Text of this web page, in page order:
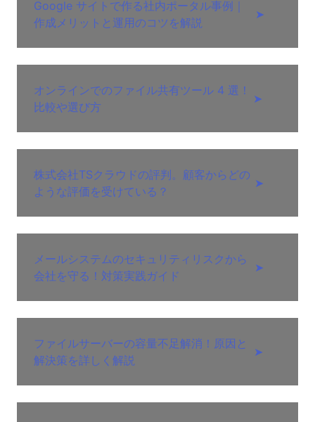
Google サイトで作る社内ポータル事例｜
作成メリットと運用のコツを解説
➤
オンラインでのファイル共有ツール 4 選！
比較や選び方
➤
株式会社TSクラウドの評判。顧客からどの
ような評価を受けている？
➤
メールシステムのセキュリティリスクから
会社を守る！対策実践ガイド
➤
ファイルサーバーの容量不足解消！原因と
解決策を詳しく解説
➤